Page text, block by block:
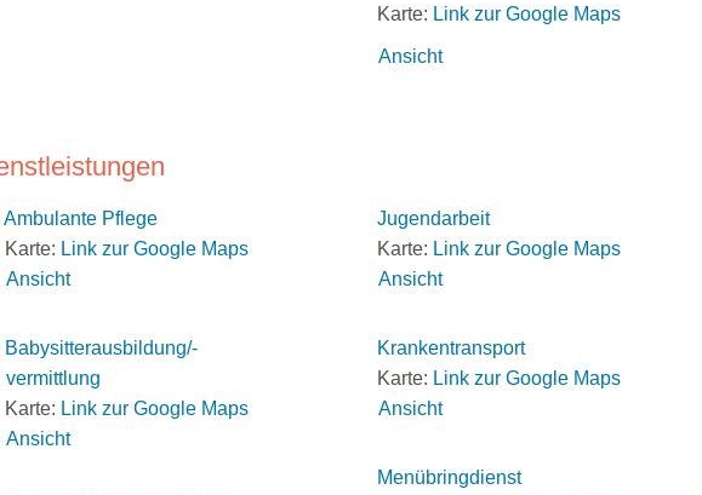
Karte: Link zur Google Maps
Ansicht
Ambulante Pflege
Karte: Link zur Google Maps
Ansicht
Babysitterausbildung/-
vermittlung
Karte: Link zur Google Maps
Ansicht
Jugendarbeit
Karte: Link zur Google Maps
Ansicht
Krankentransport
Karte: Link zur Google Maps
Ansicht
Menübringdienst